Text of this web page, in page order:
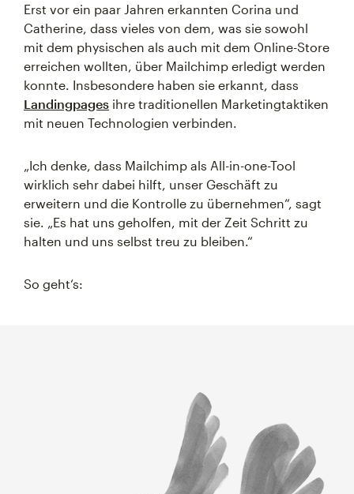
Erst vor ein paar Jahren erkannten Corina und
Catherine, dass vieles von dem, was sie sowohl
mit dem physischen als auch mit dem Online-Store
erreichen wollten, über Mailchimp erledigt werden
konnte. Insbesondere haben sie erkannt, dass
Landingpages ihre traditionellen Marketingtaktiken
mit neuen Technologien verbinden.
„Ich denke, dass Mailchimp als All-in-one-Tool
wirklich sehr dabei hilft, unser Geschäft zu
erweitern und die Kontrolle zu übernehmen“, sagt
sie. „Es hat uns geholfen, mit der Zeit Schritt zu
halten und uns selbst treu zu bleiben.“
So geht‘s: